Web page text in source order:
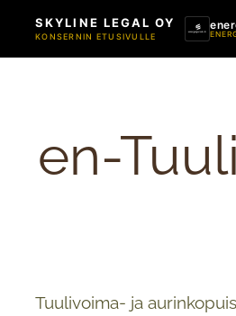
SKYLINE LEGAL OY
KONSERNIN ETUSIVULLE
en-
Tuulivoima- ja